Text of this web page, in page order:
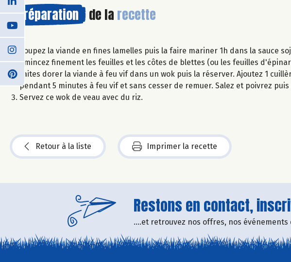
Préparation de la recette
Coupez la viande en fines lamelles puis la faire mariner 1h dans la sauce
émincez finement les feuilles et les côtes de blettes (ou les feuilles
Faites dorer la viande à feu vif dans un wok puis la réserver. Ajoutez 1
pendant 5 minutes à feu vif et sans cesser de remuer. Salez et poivrez
Servez ce wok de veau avec du riz.
Retour à la liste Imprimer la recette
Restons en contact,
....et retrouvez nos offres, nos événements